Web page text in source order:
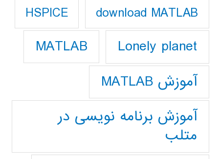
download MATLAB
HSPICE
Lonely planet
MATLAB
آموزش MATLAB
آموزش برنامه نویسی در
متلب